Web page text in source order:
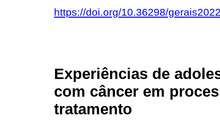
https://doi.org/10.36298/
Experiências de
com câncer em
tratamento